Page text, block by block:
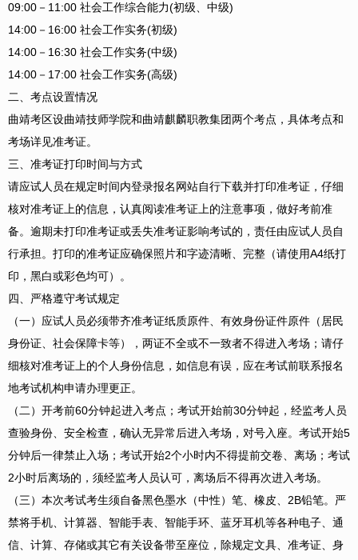
09:00－11:00 社会工作综合能力(初级、中级)
14:00－16:00 社会工作实务(初级)
14:00－16:30 社会工作实务(中级)
14:00－17:00 社会工作实务(高级)
二、考点设置情况
曲靖考区设曲靖技师学院和曲靖麒麟职教集团两个考点，具体考点和
考场详见准考证。
三、准考证打印时间与方式
请应试人员在规定时间内登录报名网站自行下载并打印准考证，仔细
核对准考证上的信息，认真阅读准考证上的注意事项，做好考前准
备。逾期未打印准考证或丢失准考证影响考试的，责任由应试人员自
行承担。打印的准考证应确保照片和字迹清晰、完整（请使用A4纸打
印，黑白或彩色均可）。
四、严格遵守考试规定
（一）应试人员必须带齐准考证纸质原件、有效身份证件原件（居民
身份证、社会保障卡等），两证不全或不一致者不得进入考场；请仔
细核对准考证上的个人身份信息，如信息有误，应在考试前联系报名
地考试机构申请办理更正。
（二）开考前60分钟起进入考点；考试开始前30分钟起，经监考人员
查验身份、安全检查，确认无异常后进入考场，对号入座。考试开始5
分钟后一律禁止入场；考试开始2个小时内不得提前交卷、离场；考试
2小时后离场的，须经监考人员认可，离场后不得再次进入考场。
（三）本次考试考生须自备黑色墨水（中性）笔、橡皮、2B铅笔。严
禁将手机、计算器、智能手表、智能手环、蓝牙耳机等各种电子、通
信、计算、存储或其它有关设备带至座位，除规定文具、准考证、身